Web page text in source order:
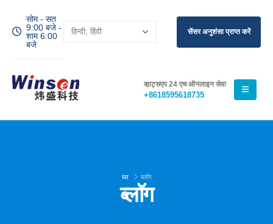
सोम - सत
9:00 बजे -
शाम 6:00
बजे
सेंसर अनुशंसा प्राप्त करें
व्हाट्सएप 24 एच ऑनलाइन सेवा
+8618595618735
घर ब्लॉग
ब्लॉग